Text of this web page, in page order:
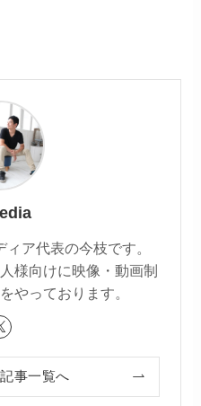
ア代表の今枝です。
様向けに映像・動画制
やっております。
事一覧へ